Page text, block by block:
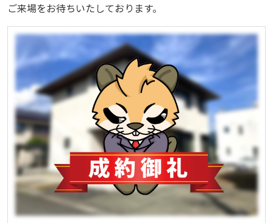
ご来場をお待ちいたしております。